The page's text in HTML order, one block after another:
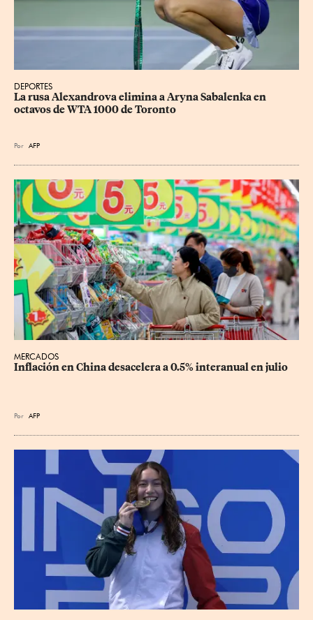
DEPORTES
La rusa Alexandrova elimina a Aryna Sabalenka en
octavos de WTA 1000 de Toronto
Por AFP
MERCADOS
Inflación en China desacelera a 0.5% interanual en julio
Por AFP